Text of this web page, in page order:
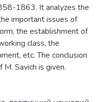
1863. It analyzes the
important issues of
the establishment of
class, the
etc. The conclusion
Savich is given.